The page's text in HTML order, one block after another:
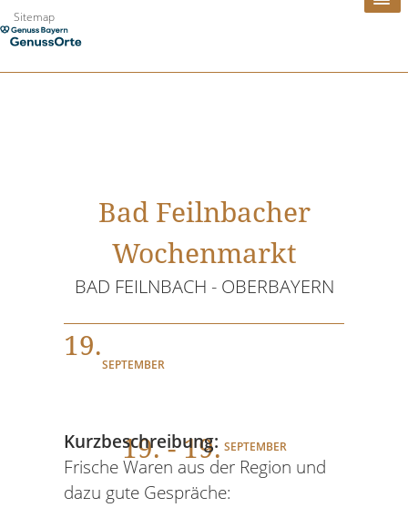
Zum
Inhalt
Sitemap
Bad Feilnbacher
Wochenmarkt
BAD FEILNBACH - OBERBAYERN
19.
SEPTEMBER
19. - 19. SEPTEMBER
Kurzbeschreibung:
Frische Waren aus der Region und
dazu gute Gespräche: